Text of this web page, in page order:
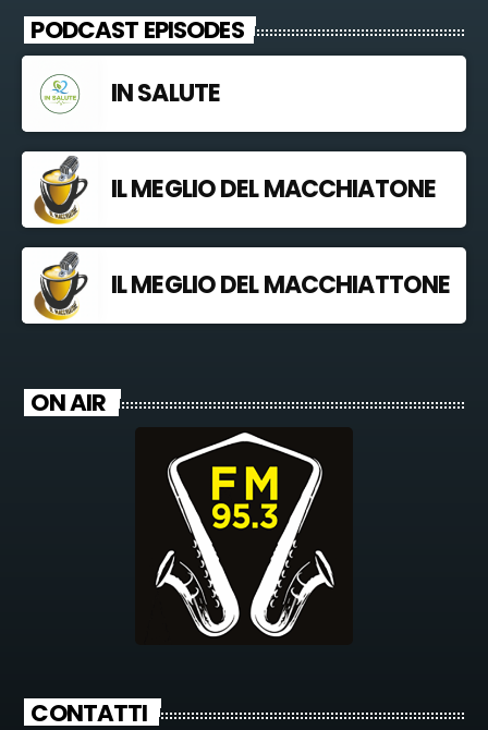
PODCAST EPISODES
IN SALUTE
IL MEGLIO DEL MACCHIATONE
IL MEGLIO DEL MACCHIATTONE
ON AIR
CONTATTI